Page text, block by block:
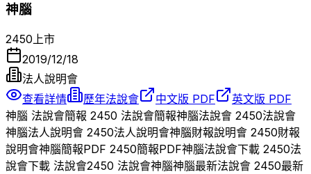
神腦
2450上市
2019/12/18
法人說明會
查看詳情
歷年法說會 中文版 PDF
英文版 PDF
神腦 法說會簡報 2450 法說會簡報神腦法說會 2450法說會
神腦法人說明會 2450法人說明會神腦財報說明會 2450財報
說明會神腦簡報PDF 2450簡報PDF神腦法說會下載 2450法
說會下載 法說會2450 法說會神腦神腦最新法說會 2450最新